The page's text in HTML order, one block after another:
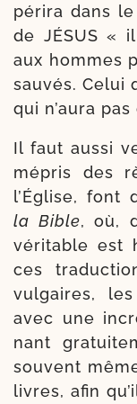
péri­ra dans
de JÉSUS «
aux hommes
sau­vés. Celui
qui n’au­ra
Il faut aus­si
mépris des
l’Église, font
la Bible, où,
véri­table est
ces
vul­gaires,
avec une
nant
sou­vent
livres, afin